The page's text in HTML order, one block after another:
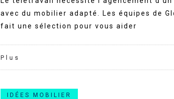
avec du mobilier adapté. Les équipes de
fait une sélection pour vous aider
Plus
IDÉES MOBILIER